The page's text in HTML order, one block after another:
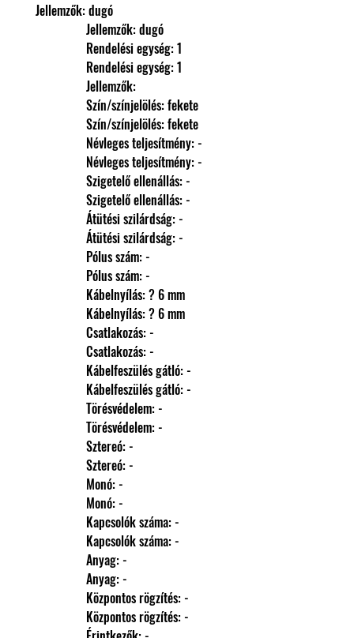
Jellemzők: dugó
                Jellemzők: dugó
                Rendelési egység: 1
                Rendelési egység: 1
                Jellemzők:
                Szín/színjelölés: fekete
                Szín/színjelölés: fekete
                Névleges teljesítmény: -
                Névleges teljesítmény: -
                Szigetelő ellenállás: -
                Szigetelő ellenállás: -
                Átütési szilárdság: -
                Átütési szilárdság: -
                Pólus szám: -
                Pólus szám: -
                Kábelnyílás: ? 6 mm
                Kábelnyílás: ? 6 mm
                Csatlakozás: -
                Csatlakozás: -
                Kábelfeszülés gátló: -
                Kábelfeszülés gátló: -
                Törésvédelem: -
                Törésvédelem: -
                Sztereó: -
                Sztereó: -
                Monó: -
                Monó: -
                Kapcsolók száma: -
                Kapcsolók száma: -
                Anyag: -
                Anyag: -
                Központos rögzítés: -
                Központos rögzítés: -